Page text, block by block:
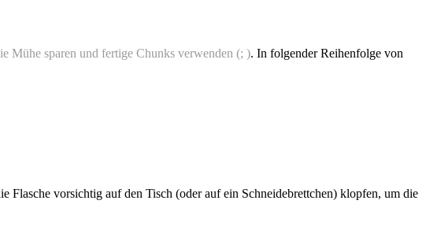
Mühe sparen und fertige Chunks verwenden (; ). In folgender Reihenfolge von
vorsichtig auf den Tisch (oder auf ein Schneidebrettchen) klopfen, um die